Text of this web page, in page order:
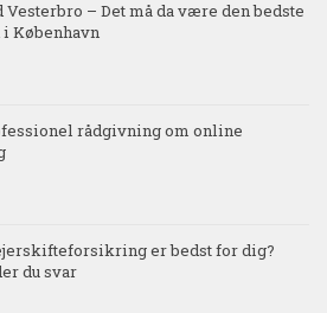
Vesterbro – Det må da være den bedste
København
rådgivning om online
er bedst for dig?
du svar